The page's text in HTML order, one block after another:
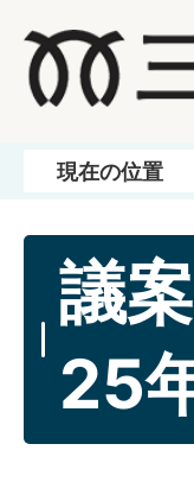
現在の位置
議
25